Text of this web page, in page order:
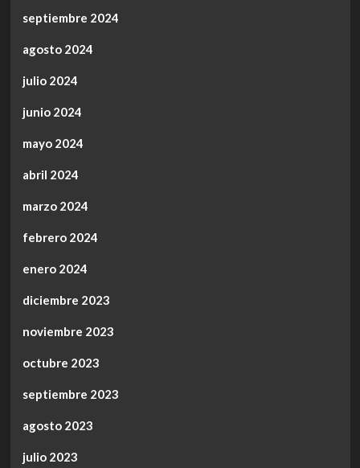
septiembre 2024
agosto 2024
julio 2024
junio 2024
mayo 2024
abril 2024
marzo 2024
febrero 2024
enero 2024
diciembre 2023
noviembre 2023
octubre 2023
septiembre 2023
agosto 2023
julio 2023